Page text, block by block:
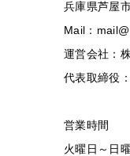
兵庫県芦屋
Mail：
運営会社：
代表取締役
営業時間
火曜日～日